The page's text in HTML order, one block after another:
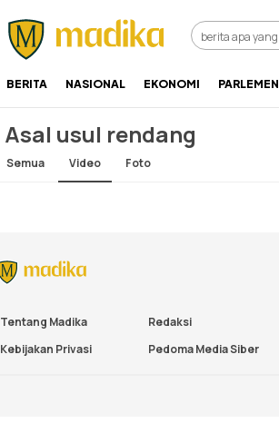
Madika
Referensi Perubahan
BERITA NASIONAL EKONOMI PARLEMEN
Asal usul rendang
Semua Video Foto
Tentang Madika Redaksi
Kebijakan Privasi
Pedoma Media Siber